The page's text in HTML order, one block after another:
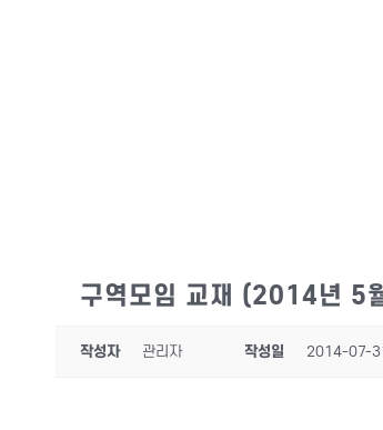
구역모임 교재 (2014년 5
작성자 관리자 작성일 2014-07-